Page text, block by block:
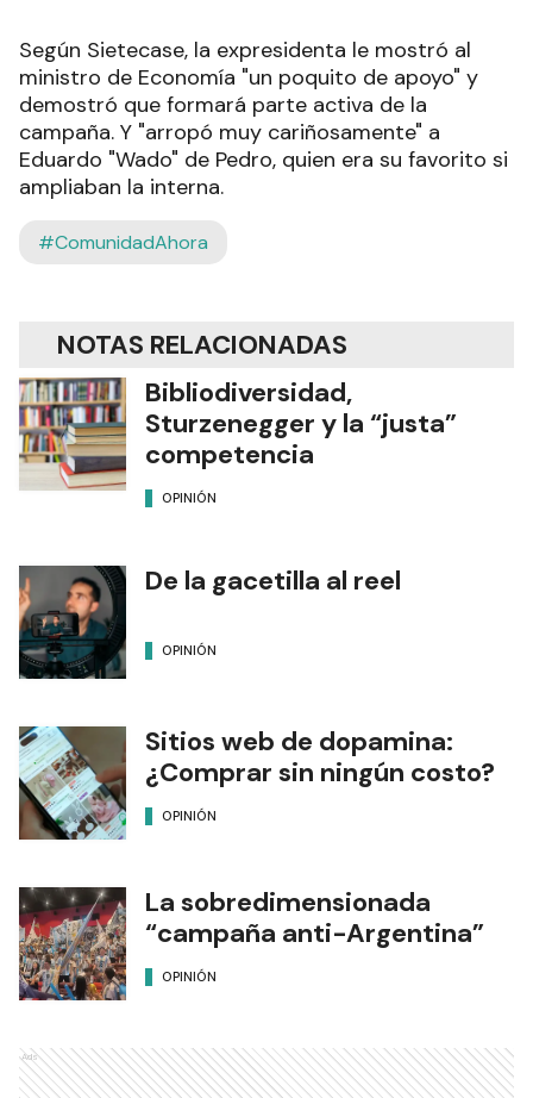
Según Sietecase, la expresidenta le mostró al
ministro de Economía "un poquito de apoyo" y
demostró que formará parte activa de la
campaña. Y "arropó muy cariñosamente" a
Eduardo "Wado" de Pedro, quien era su favorito si
ampliaban la interna.
#ComunidadAhora
NOTAS RELACIONADAS
Bibliodiversidad,
Sturzenegger y la “justa”
competencia
OPINIÓN
De la gacetilla al reel
OPINIÓN
Sitios web de dopamina:
¿Comprar sin ningún costo?
OPINIÓN
La sobredimensionada
“campaña anti-Argentina”
OPINIÓN
Ads